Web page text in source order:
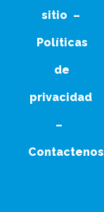
sitio –
Políticas
de
privacidad
–
Contactenos